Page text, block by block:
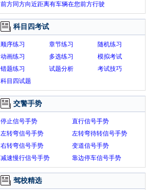
前方同方向近距离有车辆在您前方行驶
科目四考试
顺序练习 章节练习
随机练习
动画练习
多选练习
模拟考试
错题练习
试题分析
考试技巧
科目四试题
交警手势
停止信号手势
直行信号手势
左转弯信号手势
左转弯待转信号手势
右转弯信号手势
变道信号手势
减速慢行信号手势
靠边停车信号手势
驾校精选